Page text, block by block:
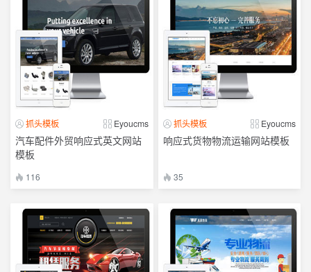
抓头模板 Eyoucms
汽车配件外贸响应式英文网站
模板
116
抓头模板 Eyoucms
响应式货物物流运输网站模板
35